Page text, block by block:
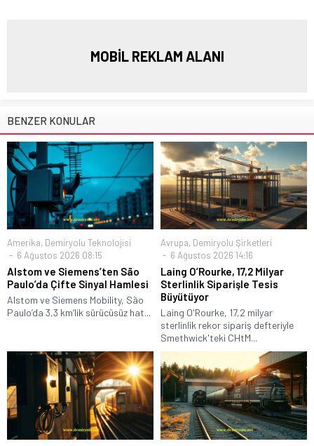
MOBİL REKLAM ALANI
BENZER KONULAR
Amerika, Demiryolu Teknolojisi
6 Ağustos 2026 08:15
Alstom ve Siemens’ten São
Paulo’da Çifte Sinyal Hamlesi
Alstom ve Siemens Mobility, São
Paulo’da 3,3 km’lik sürücüsüz hat...
Avrupa, Demiryolu Şirketleri
6 Ağustos 2026 14:16
Laing O’Rourke, 17,2 Milyar
Sterlinlik Siparişle Tesis
Büyütüyor
Laing O'Rourke, 17,2 milyar
sterlinlik rekor sipariş defteriyle
Smethwick'teki CHtM...